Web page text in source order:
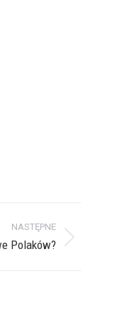
NASTĘPNE
Polaków?